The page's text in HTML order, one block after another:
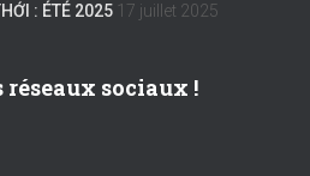
: ÉTÉ 2025 17 juillet 2025
réseaux sociaux !